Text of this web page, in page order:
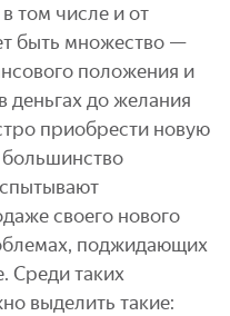
том числе и от
быть множество —
положения и
деньгах до желания
приобрести новую
своего нового
поджидающих
Среди таких
выделить такие: